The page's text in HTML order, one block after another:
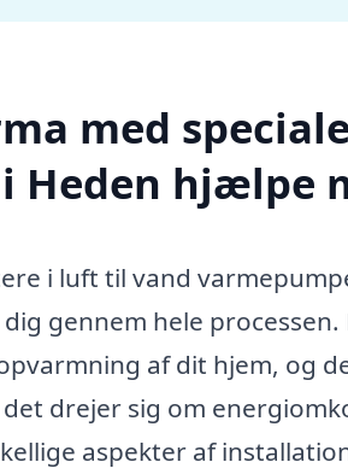
med
Heden hjælpe
i luft til vand
gennem hele
af dit hjem, og
drejer sig om
aspekter af